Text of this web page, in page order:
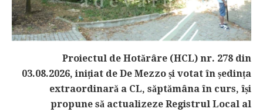
Proiectul de Hotărâre (HCL) nr. 278 din
03.08.2026, inițiat de De Mezzo și votat în ședința
extraordinară a CL, săptămâna în curs, își
propune să actualizeze Registrul Local al